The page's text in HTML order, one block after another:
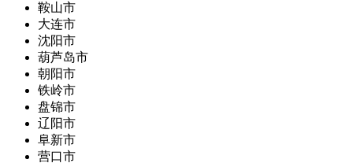
鞍山市
大连市
沈阳市
葫芦岛市
朝阳市
铁岭市
盘锦市
辽阳市
阜新市
营口市